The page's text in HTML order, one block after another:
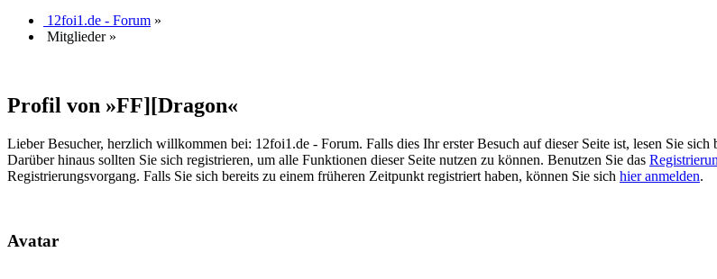
12foi1.de - Forum »
Mitglieder»
Profil von »FF][Dragon«
Lieber Besucher, herzlich willkommen bei: 12foi1.de - Forum. Falls dies Ihr erster Besuch auf dieser Seite ist, lesen Sie sich
Darüber hinaus sollten Sie sich registrieren, um alle Funktionen dieser Seite nutzen zu können. Benutzen Sie das
Registrierungsvorgang. Falls Sie sich bereits zu einem früheren Zeitpunkt registriert haben, können Sie sich hier anmelden.
Avatar